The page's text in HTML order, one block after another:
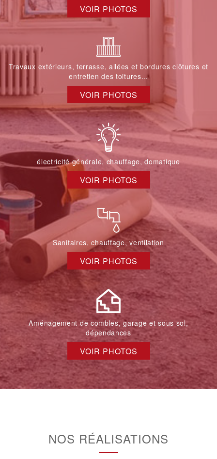
VOIR PHOTOS
Travaux extérieurs, terrasse, allées et bordures clôtures et
entretien des toitures...
VOIR PHOTOS
électricité générale, chauffage, domatique
VOIR PHOTOS
Sanitaires, chauffage, ventilation
VOIR PHOTOS
Aménagement de combles, garage et sous sol,
dépendances
VOIR PHOTOS
NOS RÉALISATIONS